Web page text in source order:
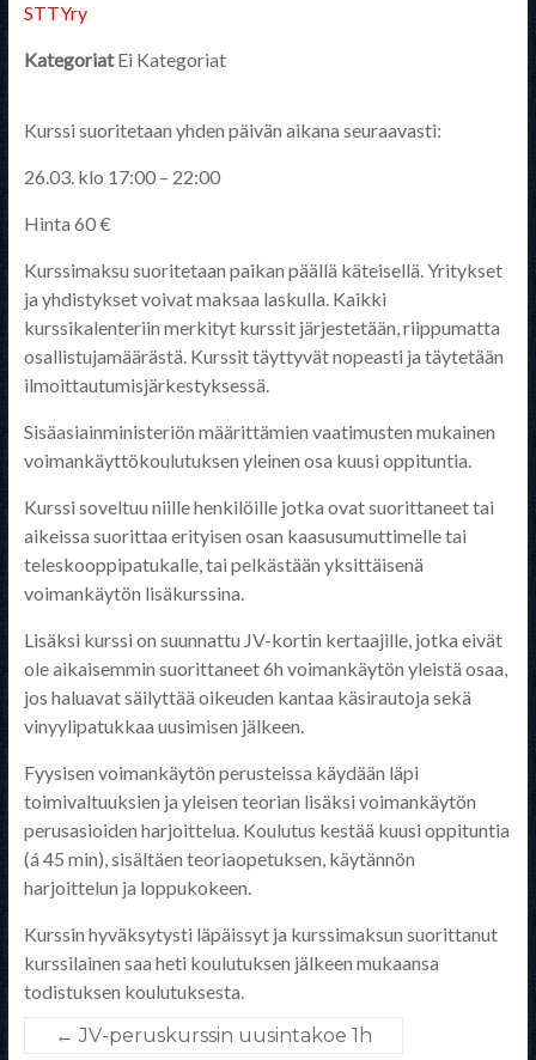
STTYry
KategoriatEi Kategoriat
Kurssi suoritetaan yhden päivän aikana seuraavasti:
26.03. klo 17:00 – 22:00
Hinta 60 €
Kurssimaksu suoritetaan paikan päällä käteisellä. Yritykset
ja yhdistykset voivat maksaa laskulla. Kaikki
kurssikalenteriin merkityt kurssit järjestetään, riippumatta
osallistujamäärästä. Kurssit täyttyvät nopeasti ja täytetään
ilmoittautumisjärkestyksessä.
Sisäasiainministeriön määrittämien vaatimusten mukainen
voimankäyttökoulutuksen yleinen osa kuusi oppituntia.
Kurssi soveltuu niille henkilöille jotka ovat suorittaneet tai
aikeissa suorittaa erityisen osan kaasusumuttimelle tai
teleskooppipatukalle, tai pelkästään yksittäisenä
voimankäytön lisäkurssina.
Lisäksi kurssi on suunnattu JV-kortin kertaajille, jotka eivät
ole aikaisemmin suorittaneet 6h voimankäytön yleistä osaa,
jos haluavat säilyttää oikeuden kantaa käsirautoja sekä
vinyylipatukkaa uusimisen jälkeen.
Fyysisen voimankäytön perusteissa käydään läpi
toimivaltuuksien ja yleisen teorian lisäksi voimankäytön
perusasioiden harjoittelua. Koulutus kestää kuusi oppituntia
(á 45 min), sisältäen teoriaopetuksen, käytännön
harjoittelun ja loppukokeen.
Kurssin hyväksytysti läpäissyt ja kurssimaksun suorittanut
kurssilainen saa heti koulutuksen jälkeen mukaansa
todistuksen koulutuksesta.
← JV-peruskurssin uusintakoe 1h